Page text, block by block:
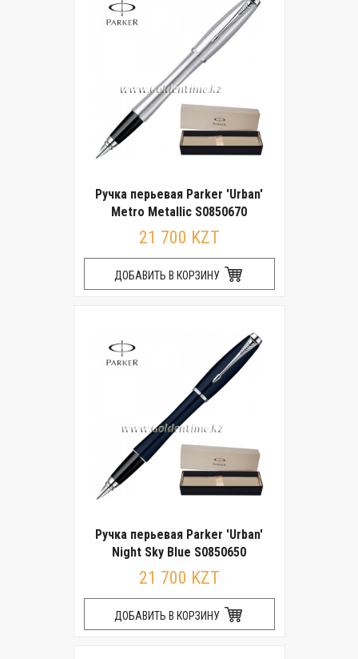
Ручка перьевая Parker 'Urban'
Metro Metallic S0850670
21 700 KZT
ДОБАВИТЬ В КОРЗИНУ
Ручка перьевая Parker 'Urban'
Night Sky Blue S0850650
21 700 KZT
ДОБАВИТЬ В КОРЗИНУ